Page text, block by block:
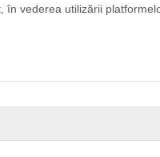
în vederea utilizării